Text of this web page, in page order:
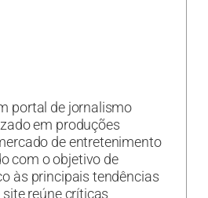
portal de jornalismo
em produções
de entretenimento
com o objetivo de
às principais tendências
reúne críticas